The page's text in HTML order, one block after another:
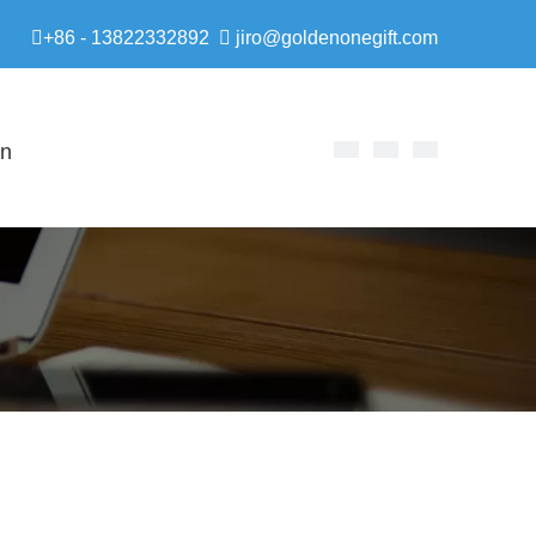
+86 - 13822332892  jiro@goldenonegift.com